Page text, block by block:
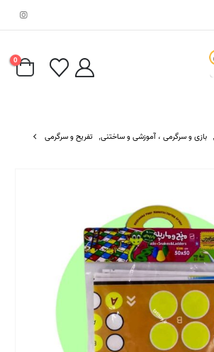
0
, بازی و سرگرمی ، آموزشی و ساختنی, تفریح و سرگرمی